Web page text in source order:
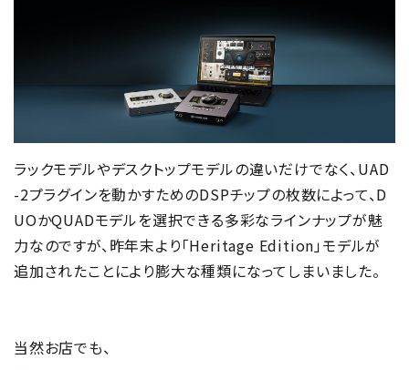
ラックモデルやデスクトップモデルの違いだけでなく、UAD
-2プラグインを動かすためのDSPチップの枚数によって、D
UOかQUADモデルを選択できる多彩なラインナップが魅
力なのですが、昨年末より「Heritage Edition」モデルが
追加されたことにより膨大な種類になってしまいました。
当然お店でも、